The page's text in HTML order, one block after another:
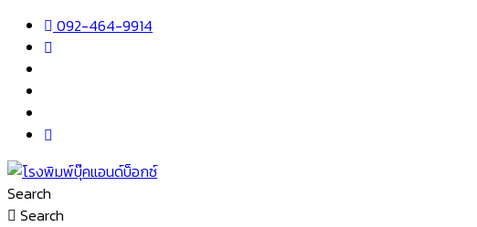
Skip
content
092-464-9914
Search
Search